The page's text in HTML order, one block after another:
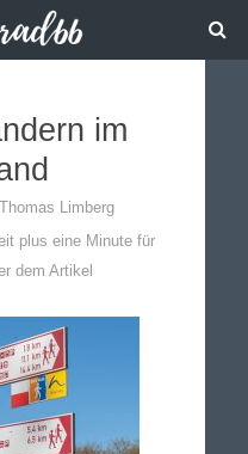
im
Thomas Limberg
plus eine Minute für
dem Artikel